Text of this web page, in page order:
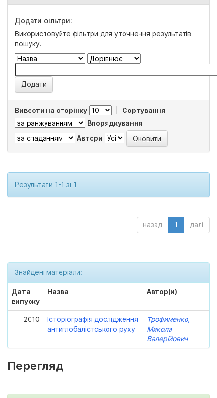
Додати фільтри:
Використовуйте фільтри для уточнення результатів
пошуку.
Вивести на сторінку
Сортування
Впорядкування
Автори
Результати 1-1 зі 1.
назад 1 далі
Знайдені матеріали:
Дата
випуску
Назва Автор(и)
2010
Історіографія дослідження
антиглобалістського руху
Трофименко,
Микола
Валерійович
Перегляд